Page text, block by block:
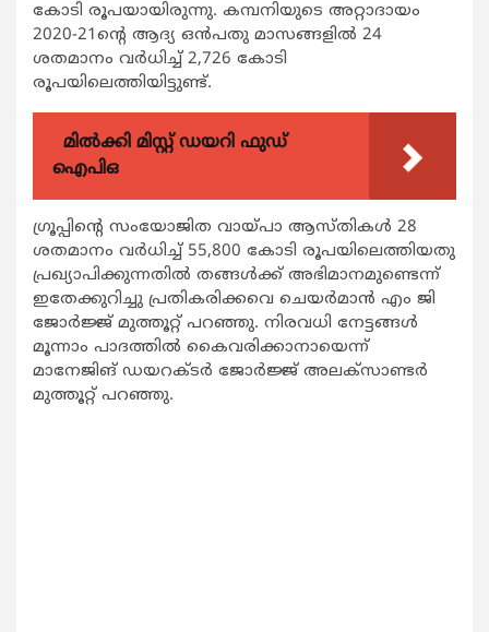
കോടി രൂപയായിരുന്നു. കമ്പനിയുടെ അറ്റാദായം
2020-21ന്‍റെ ആദ്യ ഒന്‍പതു മാസങ്ങളില്‍ 24
ശതമാനം വര്‍ധിച്ച് 2,726 കോടി
രൂപയിലെത്തിയിട്ടുണ്ട്.
മിൽക്കി മിസ്റ്റ് ഡയറി ഫുഡ്
ഐപിഒ
ഗ്രൂപ്പിന്‍റെ സംയോജിത വായ്പാ ആസ്തികള്‍ 28
ശതമാനം വര്‍ധിച്ച് 55,800 കോടി രൂപയിലെത്തിയതു
പ്രഖ്യാപിക്കുന്നതില്‍ തങ്ങള്‍ക്ക് അഭിമാനമുണ്ടെന്ന്
ഇതേക്കുറിച്ചു പ്രതികരിക്കവെ ചെയര്‍മാന്‍ എം ജി
ജോര്‍ജ്ജ് മുത്തൂറ്റ് പറഞ്ഞു. നിരവധി നേട്ടങ്ങള്‍
മൂന്നാം പാദത്തില്‍ കൈവരിക്കാനായെന്ന്
മാനേജിങ് ഡയറക്ടര്‍ ജോര്‍ജ്ജ് അലക്സാണ്ടര്‍
മുത്തൂറ്റ് പറഞ്ഞു.